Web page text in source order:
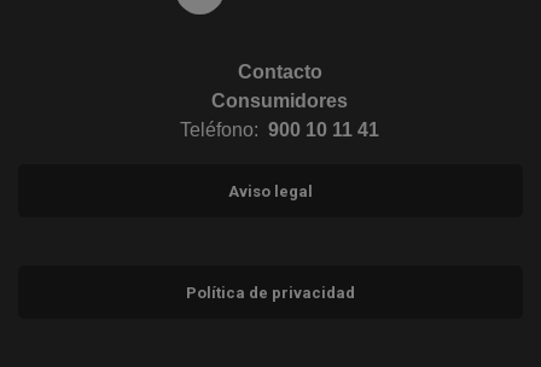
Contacto
Consumidores
Teléfono: 900 10 11 41
Aviso legal
Política de privacidad